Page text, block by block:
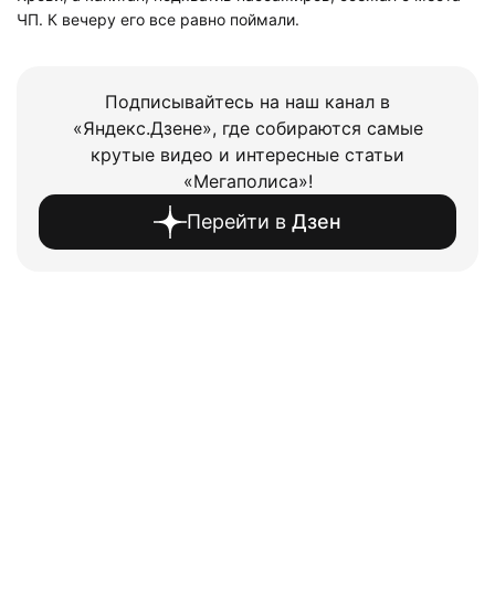
ЧП. К вечеру его все равно поймали.
Подписывайтесь на наш канал в
«Яндекс.Дзене», где собираются самые
крутые видео и интересные статьи
«Мегаполиса»!
Перейти в Дзен